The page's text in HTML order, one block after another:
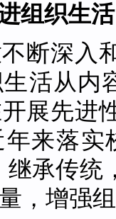
组织生
断深入
活从内
展先进
年来落
继承传
，增强